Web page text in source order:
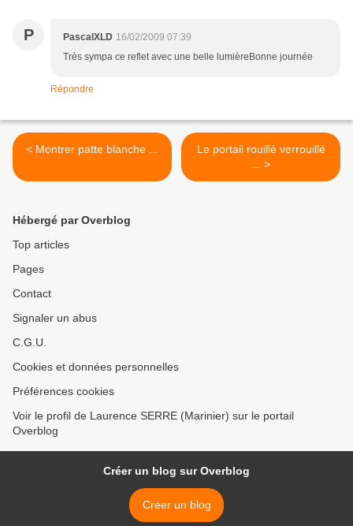
P PascalXLD 16/02/2009 07:39
Très sympa ce reflet avec une belle lumièreBonne journée
Répondre
< Montrer patte blanche ...
Le portail rouillé verrouillé
... >
Hébergé par Overblog
Top articles
Pages
Contact
Signaler un abus
C.G.U.
Cookies et données personnelles
Préférences cookies
Voir le profil de Laurence SERRE (Marinier) sur le portail
Overblog
Créer un blog sur Overblog
Créer un blog